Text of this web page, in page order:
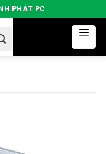
PHÁT PC